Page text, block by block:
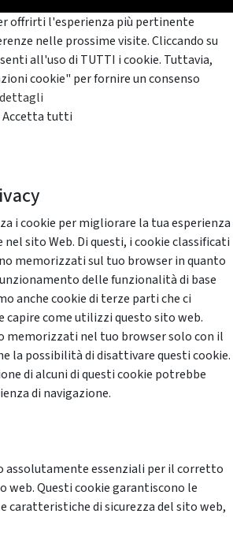
offrirti l'esperienza più pertinente
nelle prossime visite. Cliccando su
all'uso di TUTTI i cookie. Tuttavia,
cookie" per fornire un consenso
Accetta tutti
i cookie per migliorare la tua esperienza
sito Web. Di questi, i cookie classificati
memorizzati sul tuo browser in quanto
delle funzionalità di base
anche cookie di terze parti che ci
capire come utilizzi questo sito web.
memorizzati nel tuo browser solo con il
la possibilità di disattivare questi cookie.
di alcuni di questi cookie potrebbe
di navigazione.
assolutamente essenziali per il corretto
web. Questi cookie garantiscono le
caratteristiche di sicurezza del sito web,